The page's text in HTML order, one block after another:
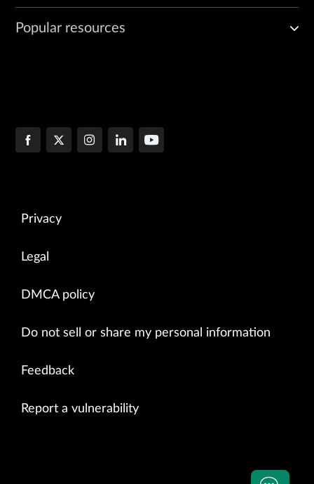
Popular resources
Privacy
Legal
DMCA policy
Do not sell or share my personal information
Feedback
Report a vulnerability